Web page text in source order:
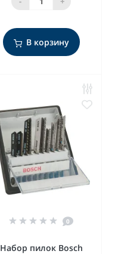
В корзину
0
Набор пилок Bosch